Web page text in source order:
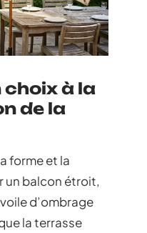
à la
de la
forme et la
un balcon étroit,
d’ombrage
la terrasse